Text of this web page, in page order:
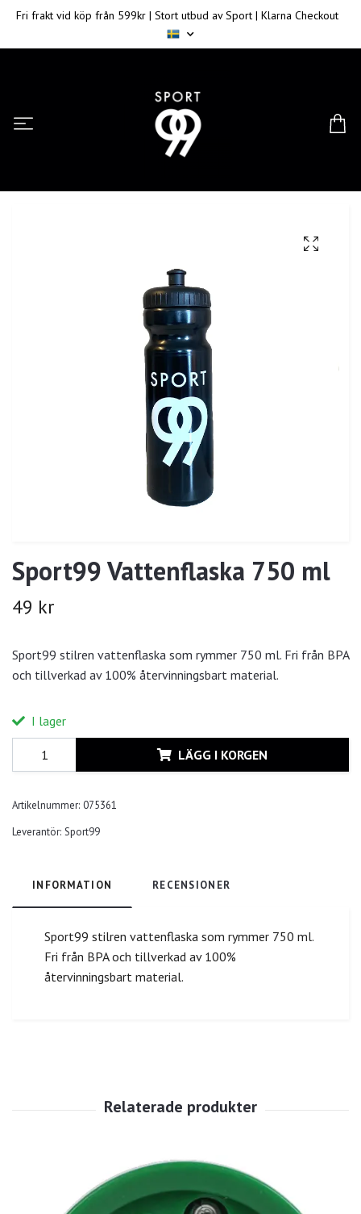
Fri frakt vid köp från 599kr | Stort utbud av Sport | Klarna Checkout
Sport99 Vattenflaska 750 ml
49 kr
Sport99 stilren vattenflaska som rymmer 750 ml. Fri från BPA
och tillverkad av 100% återvinningsbart material.
I lager
LÄGG I KORGEN
Artikelnummer: 075361
Leverantör: Sport99
INFORMATION RECENSIONER
Sport99 stilren vattenflaska som rymmer 750 ml.
Fri från BPA och tillverkad av 100%
återvinningsbart material.